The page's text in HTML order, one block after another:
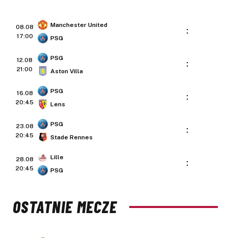
08.08
17:00
Manchester United
PSG
:
12.08
21:00
PSG
Aston Villa
:
16.08
20:45
PSG
Lens
:
23.08
20:45
PSG
Stade Rennes
:
28.08
20:45
Lille
PSG
:
OSTATNIE MECZE